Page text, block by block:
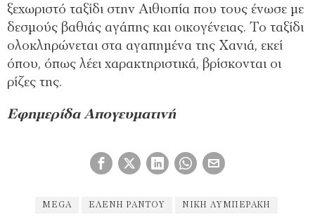
ξεχωριστό ταξίδι στην Αιθιοπία που τους ένωσε με
δεσμούς βαθιάς αγάπης και οικογένειας. Το ταξίδι
ολοκληρώνεται στα αγαπημένα της Χανιά, εκεί
όπου, όπως λέει χαρακτηριστικά, βρίσκονται οι
ρίζες της.
Εφημερίδα Απογευματινή
MEGA ΕΛΈΝΗ ΡΆΝΤΟΥ ΝΊΚΗ ΛΥΜΠΕΡΆΚΗ